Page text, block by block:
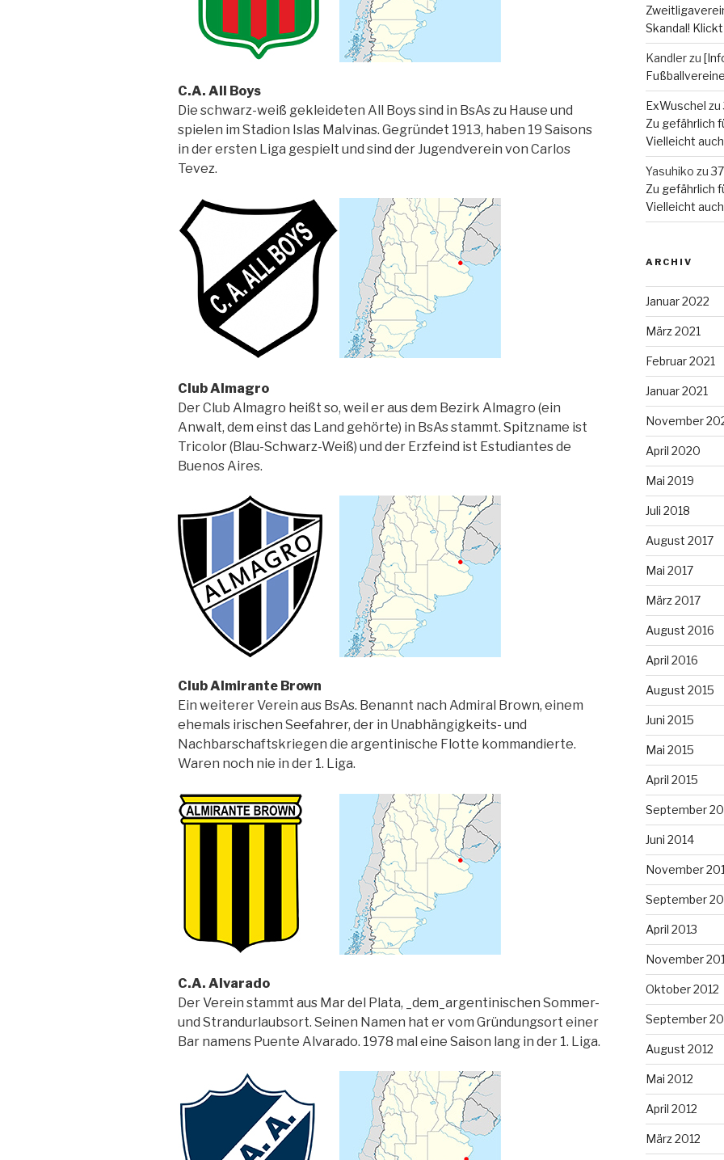
C.A. All Boys
Die schwarz-weiß gekleideten All Boys sind in BsAs zu Hause und
spielen im Stadion Islas Malvinas. Gegründet 1913, haben 19 Saisons
in der ersten Liga gespielt und sind der Jugendverein von Carlos
Tevez.
Club Almagro
Der Club Almagro heißt so, weil er aus dem Bezirk Almagro (ein
Anwalt, dem einst das Land gehörte) in BsAs stammt. Spitzname ist
Tricolor (Blau-Schwarz-Weiß) und der Erzfeind ist Estudiantes de
Buenos Aires.
Club Almirante Brown
Ein weiterer Verein aus BsAs. Benannt nach Admiral Brown, einem
ehemals irischen Seefahrer, der in Unabhängigkeits- und
Nachbarschaftskriegen die argentinische Flotte kommandierte.
Waren noch nie in der 1. Liga.
C.A. Alvarado
Der Verein stammt aus Mar del Plata, _dem_argentinischen Sommer-
und Strandurlaubsort. Seinen Namen hat er vom Gründungsort einer
Bar namens Puente Alvarado. 1978 mal eine Saison lang in der 1. Liga.
Skandal!
Kandlerzu
ExWuschel zu
Zu gefährlich
Vielleicht
Yasuhiko zu
Zu gefährlich
Vielleicht
ARCHIV
Januar 2022
März 2021
Februar 2021
Januar 2021
November
April 2020
Mai 2019
Juli 2018
August 2017
Mai 2017
März 2017
August 2016
April 2016
August 2015
Juni 2015
Mai 2015
April 2015
September
Juni 2014
November
September
April 2013
November
Oktober 2012
September
August 2012
Mai 2012
April 2012
März 2012